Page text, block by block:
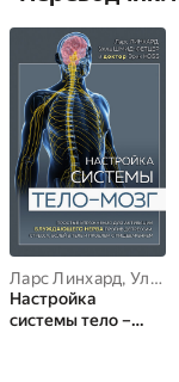
Ларс Линхард, Улла Шмид-Фетцер
Настройка
системы тело –